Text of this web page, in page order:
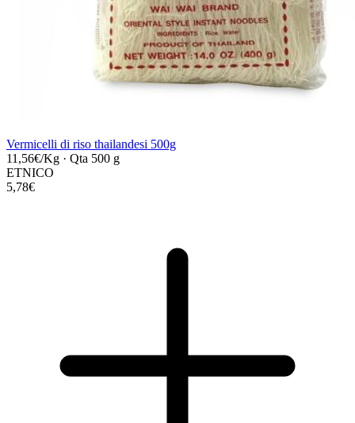
Vermicelli di riso thailandesi 500g
11,56€/Kg · Qta 500 g
ETNICO
5,78€